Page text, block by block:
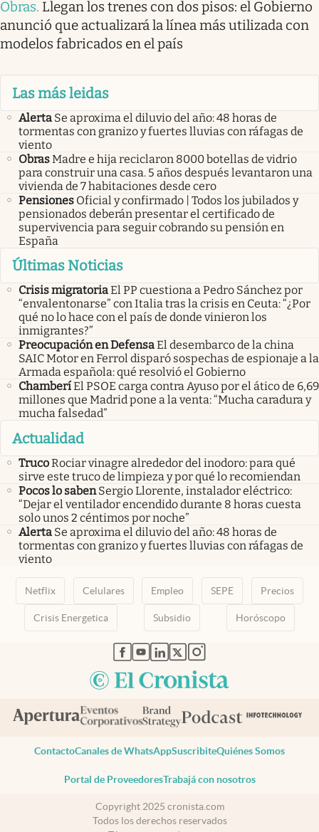
Obras. Llegan los trenes con dos pisos: el Gobierno
anunció que actualizará la línea más utilizada con
modelos fabricados en el país
Las más leidas
Alerta Se aproxima el diluvio del año: 48 horas de
tormentas con granizo y fuertes lluvias con ráfagas de
viento
ObrasMadre e hija reciclaron 8000 botellas de vidrio
para construir una casa. 5 años después levantaron una
vivienda de 7 habitaciones desde cero
Pensiones Oficial y confirmado | Todos los jubilados y
pensionados deberán presentar el certificado de
supervivencia para seguir cobrando su pensión en
España
Últimas Noticias
Crisis migratoriaEl PP cuestiona a Pedro Sánchez por
“envalentonarse” con Italia tras la crisis en Ceuta: “¿Por
qué no lo hace con el país de donde vinieron los
inmigrantes?”
Preocupación en DefensaEl desembarco de la china
SAIC Motor en Ferrol disparó sospechas de espionaje a la
Armada española: qué resolvió el Gobierno
ChamberíEl PSOE carga contra Ayuso por el ático de 6,69
millones que Madrid pone a la venta: “Mucha caradura y
mucha falsedad”
Actualidad
TrucoRociar vinagre alrededor del inodoro: para qué
sirve este truco de limpieza y por qué lo recomiendan
Pocos lo saben Sergio Llorente, instalador eléctrico:
“Dejar el ventilador encendido durante 8 horas cuesta
solo unos 2 céntimos por noche”
Alerta Se aproxima el diluvio del año: 48 horas de
tormentas con granizo y fuertes lluvias con ráfagas de
viento
Netflix Celulares Empleo SEPE Precios
Crisis Energetica Subsidio Horóscopo
abre en nueva pestaña
abre en nueva pestaña
abre en nueva pestaña
abre en nueva pestaña
abre en nueva pestaña
ContactoCanales de WhatsAppSuscribiteQuiénes Somos
Portal de ProveedoresTrabajá con nosotros
Copyright 2025 cronista.com
Todos los derechos reservados